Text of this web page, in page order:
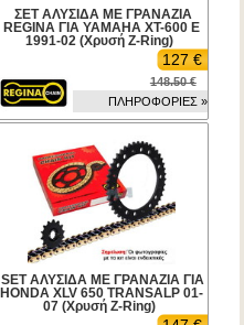
ΣΕΤ ΑΛΥΣΙΔΑ ΜΕ ΓΡΑΝΑΖΙΑ
REGINA ΓΙΑ YAMAHA XT-600 E
1991-02 (Χρυσή Z-Ring)
127 €
148.50 €
ΠΛΗΡΟΦΟΡΙΕΣ »
SET ΑΛΥΣΙΔΑ ΜΕ ΓΡΑΝΑΖΙΑ ΓΙΑ
HONDA XLV 650 TRANSALP 01-
07 (Χρυσή Z-Ring)